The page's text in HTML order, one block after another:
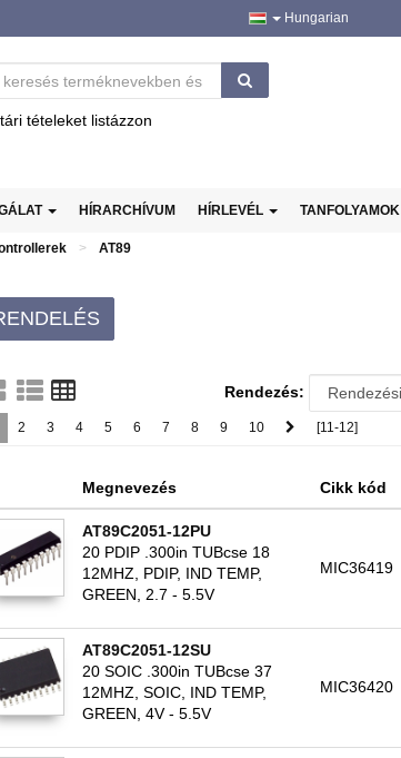
Hungarian
tételeket listázzon
HÍRARCHÍVUM HÍRLEVÉL TANFOLYAMOK
AT89
Rendezés:
2 3 4 5 6 7 8 9 10 [11-12]
Megnevezés Cikk kód
AT89C2051-12PU
20 PDIP .300in TUBcse 18
12MHZ, PDIP, IND TEMP,
GREEN, 2.7 - 5.5V
MIC36419
AT89C2051-12SU
20 SOIC .300in TUBcse 37
12MHZ, SOIC, IND TEMP,
GREEN, 4V - 5.5V
MIC36420